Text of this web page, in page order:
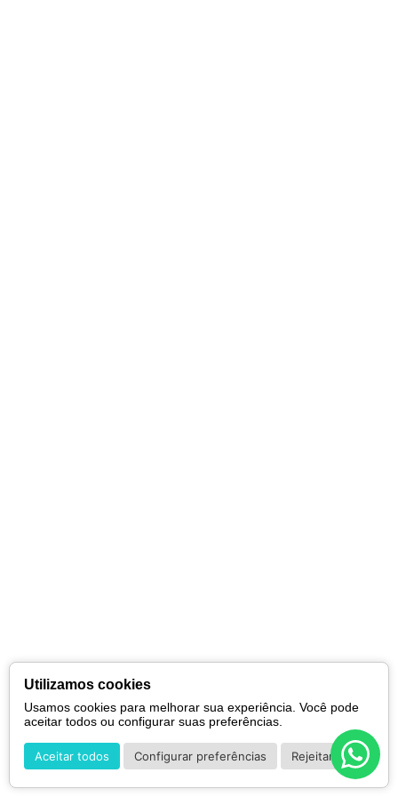
Utilizamos cookies
Usamos cookies para melhorar sua experiência. Você pode
aceitar todos ou configurar suas preferências.
Aceitar todos Configurar preferências Rejeitar